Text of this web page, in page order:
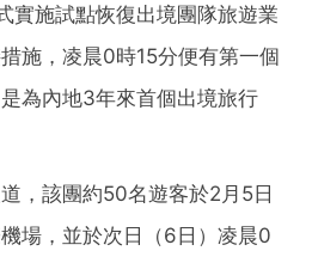
實施試點恢復出境團隊旅遊業
施，凌晨0時15分便有第一個
為內地3年來首個出境旅行
，該團約50名遊客於2月5日
場，並於次日（6日）凌晨0